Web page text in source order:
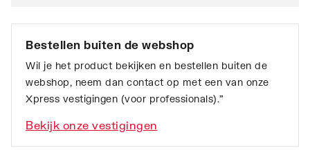
Bestellen buiten de webshop
Wil je het product bekijken en bestellen buiten de
webshop, neem dan contact op met een van onze
Xpress vestigingen (voor professionals).”
Bekijk onze vestigingen